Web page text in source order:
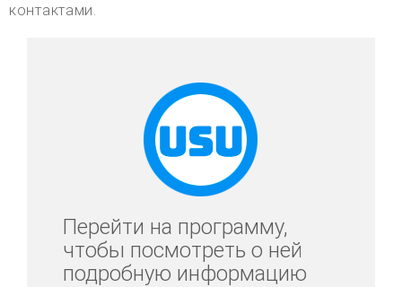
контактами.
Перейти на программу,
чтобы посмотреть о ней
подробную информацию